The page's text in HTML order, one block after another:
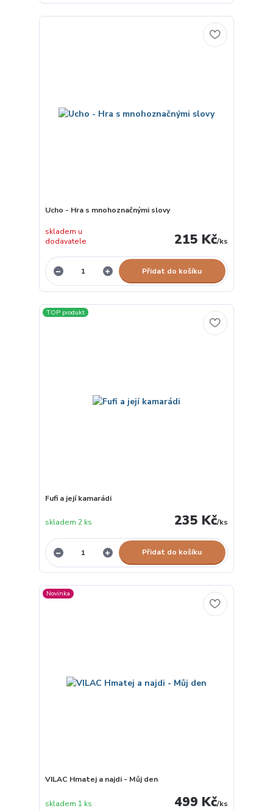
Ucho - Hra s mnohoznačnými slovy
215 Kč/ks
skladem u
dodavatele
Přidat do košíku
TOP produkt
Fufi a její kamarádi
235 Kč/ks
skladem 2 ks
Přidat do košíku
Novinka
VILAC Hmatej a najdi - Můj den
499 Kč/ks
skladem 1 ks